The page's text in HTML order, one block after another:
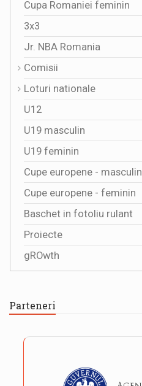
Cupa Romaniei feminin
3x3
Jr. NBA Romania
Comisii
Loturi nationale
U12
U19 masculin
U19 feminin
Cupe europene - masculin
Cupe europene - feminin
Baschet in fotoliu rulant
Proiecte
gROwth
Parteneri